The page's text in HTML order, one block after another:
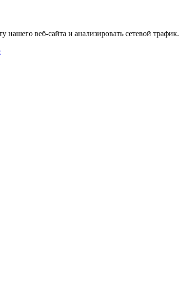
веб-сайта и анализировать сетевой трафик.